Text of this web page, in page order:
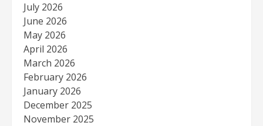
July 2026
June 2026
May 2026
April 2026
March 2026
February 2026
January 2026
December 2025
November 2025